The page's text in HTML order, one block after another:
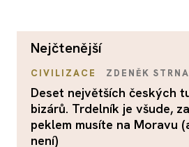
nejčtenější
CIVILIZACE ZDENĚK
Deset největších českých
bizárů. Trdelník je všude,
peklem musíte na Moravu
není)